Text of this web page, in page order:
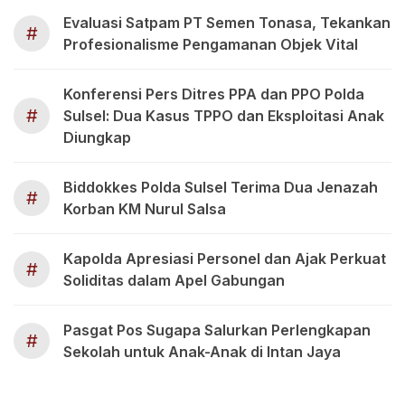
#
Evaluasi Satpam PT Semen Tonasa, Tekankan
Profesionalisme Pengamanan Objek Vital
#
Konferensi Pers Ditres PPA dan PPO Polda
Sulsel: Dua Kasus TPPO dan Eksploitasi Anak
Diungkap
#
Biddokkes Polda Sulsel Terima Dua Jenazah
Korban KM Nurul Salsa
#
Kapolda Apresiasi Personel dan Ajak Perkuat
Soliditas dalam Apel Gabungan
#
Pasgat Pos Sugapa Salurkan Perlengkapan
Sekolah untuk Anak-Anak di Intan Jaya